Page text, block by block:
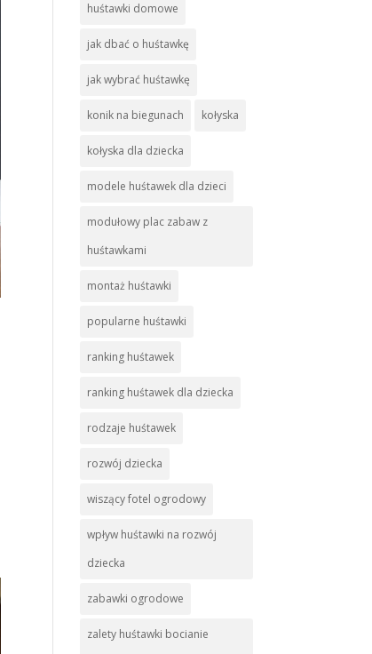
huśtawki domowe
jak dbać o huśtawkę
jak wybrać huśtawkę
konik na biegunach kołyska
kołyska dla dziecka
modele huśtawek dla dzieci
modułowy plac zabaw z
huśtawkami
montaż huśtawki
popularne huśtawki
ranking huśtawek
ranking huśtawek dla dziecka
rodzaje huśtawek
rozwój dziecka
wiszący fotel ogrodowy
wpływ huśtawki na rozwój
dziecka
zabawki ogrodowe
zalety huśtawki bocianie